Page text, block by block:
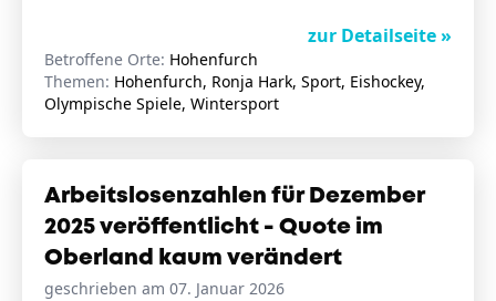
zur Detailseite »
Betroffene Orte: Hohenfurch
Themen: Hohenfurch, Ronja Hark, Sport, Eishockey,
Olympische Spiele, Wintersport
Arbeitslosenzahlen für Dezember
2025 veröffentlicht - Quote im
Oberland kaum verändert
geschrieben am 07. Januar 2026